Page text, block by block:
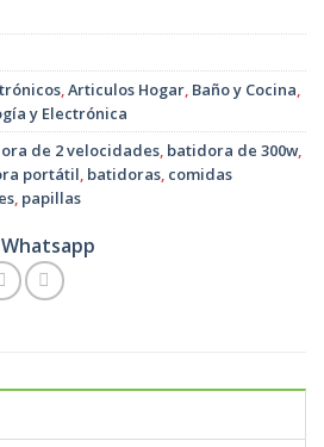
,Articulos Hogar, Baño y Cocina,
y Electrónica
de 2 velocidades, batidora de 300w,
portátil, batidoras, comidas
, papillas